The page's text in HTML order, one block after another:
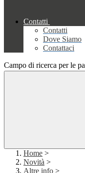
Contatti
Contatti
Dove Siamo
Contattaci
Campo di ricerca per le
Home >
Novità >
Altre info >